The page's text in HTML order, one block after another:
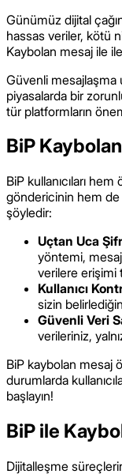
Günümüz dijital
hassas veriler, kötü
Kaybolan mesaj ile
Güvenli mesajlaşma
piyasalarda bir
tür platformların
BiP
BiP kullanıcıları
göndericinin hem de
şöyledir:
Uçtan Uca
yöntemi,
verilere erişimi
Kullanıcı
sizin
Güvenli Veri
verileriniz,
BiP kaybolan mesaj
durumlarda
başlayın!
BiP ile
Dijitalleşme